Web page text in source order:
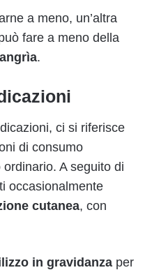
a meno, un’altra
fare a meno della
.
ci si riferisce
di consumo
A seguito di
occasionalmente
cutanea, con
in gravidanza per